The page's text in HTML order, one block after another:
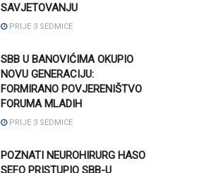
SAVJETOVANJU
PRIJE 3 SEDMICE
SBB U BANOVIĆIMA OKUPIO
NOVU GENERACIJU:
FORMIRANO POVJERENIŠTVO
FORUMA MLADIH
PRIJE 3 SEDMICE
POZNATI NEUROHIRURG HASO
SEFO PRISTUPIO SBB-U